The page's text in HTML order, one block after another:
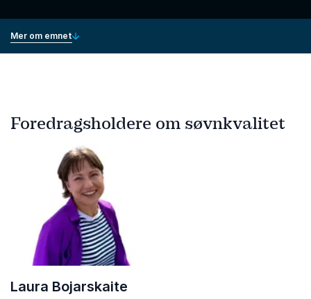
Mer om emnet
Foredragsholdere om søvnkvalitet
Laura Bojarskaite